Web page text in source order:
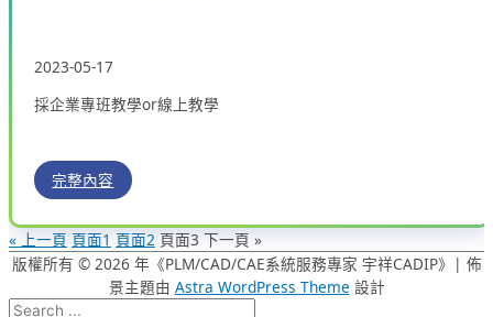
2023-05-17
採企業專班教學or線上教學
完整內容
« 上一頁 頁面1 頁面2 頁面3 下一頁 »
版權所有 © 2026 年《PLM/CAD/CAE系統服務專家 宇祥CADIP》| 佈
景主題由 Astra WordPress Theme 設計